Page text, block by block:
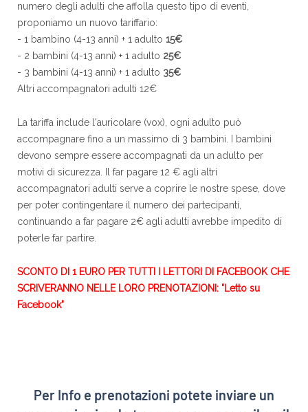
numero degli adulti che affolla questo tipo di eventi,
proponiamo un nuovo tariffario:
- 1 bambino (4-13 anni) + 1 adulto 15€
- 2 bambini (4-13 anni) + 1 adulto 25€
- 3 bambini (4-13 anni) + 1 adulto 35€
Altri accompagnatori adulti 12€
La tariffa include l'auricolare (vox), ogni adulto può
accompagnare fino a un massimo di 3 bambini. I bambini
devono sempre essere accompagnati da un adulto per
motivi di sicurezza. Il far pagare 12 € agli altri
accompagnatori adulti serve a coprire le nostre spese, dove
per poter contingentare il numero dei partecipanti,
continuando a far pagare 2€ agli adulti avrebbe impedito di
poterle far partire.
SCONTO DI 1 EURO PER TUTTI I LETTORI DI FACEBOOK CHE
SCRIVERANNO NELLE LORO PRENOTAZIONI: "Letto su
Facebook"
Per Info e prenotazioni potete inviare un